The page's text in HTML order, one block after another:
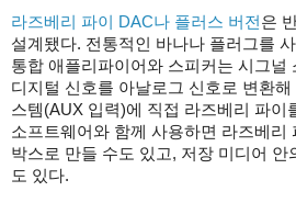
라즈베리 파이 DAC나 플러스 버전은
설계됐다. 전통적인 바나나 플러그를
통합 애플리파이어와 스피커는 시그널
디지털 신호를 아날로그 신호로 변환
스템(AUX 입력)에 직접 라즈베리 파이
소프트웨어와 함께 사용하면 라즈베리
박스로 만들 수도 있고, 저장 미디어 안
도 있다.